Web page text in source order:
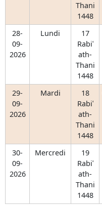
Thani
1448
28-
09-
2026
Lundi
17
Rabiʿ
ath-
Thani
1448
29-
09-
2026
Mardi
18
Rabiʿ
ath-
Thani
1448
30-
09-
2026
Mercredi
19
Rabiʿ
ath-
Thani
1448